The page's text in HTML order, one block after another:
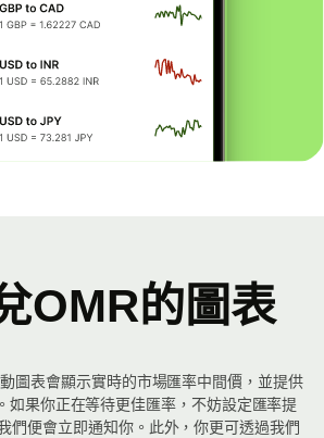
OMR的圖表
圖表會顯示實時的市場匯率中間價，並提供
如果你正在等待更佳匯率，不妨設定匯率提
們便會立即通知你。此外，你更可透過我們